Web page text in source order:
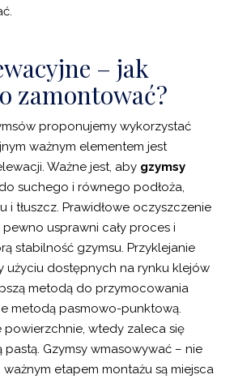
– jak
zamontować?
proponujemy wykorzystać
ważnym elementem jest
Ważne jest, aby gzymsy
suchego i równego podłoża,
tłuszcz. Prawidłowe oczyszczenie
usprawni cały proces i
stabilność gzymsu. Przyklejanie
użyciu dostępnych na rynku klejów
metodą do przymocowania
metodą pasmowo-punktową.
powierzchnie, wtedy zaleca się
pastą. Gzymsy wmasowywać – nie
etapem montażu są miejsca